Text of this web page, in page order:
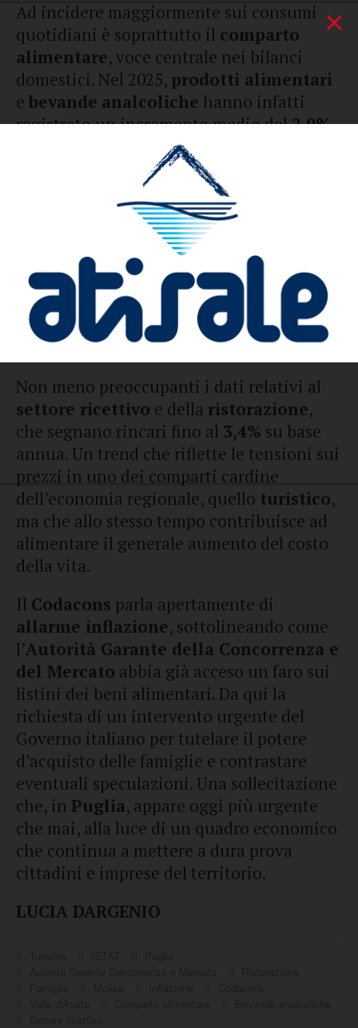
Ad incidere maggiormente sui consumi
quotidiani è soprattutto il comparto
alimentare, voce centrale nei bilanci
domestici. Nel 2025, prodotti alimentari
e bevande analcoliche hanno infatti
registrato un incremento medio del2,9%,
quasi il doppio rispetto al tasso generale
di inflazione. Secondo le stime del
, ciò equivale ad una spesa
aggiuntiva di circa269 euroannui solo
per cibo e bevande per una famiglia con
due figli. Un aumento che in
Puglia
avverte con particolare forza,
considerando il peso che l’alimentazione
continua ad avere sulle spese delle
famiglie.
Non meno preoccupanti i dati relativi al
settore ricettivo e della ristorazione,
che segnano rincari fino al 3,4% su base
annua. Un trend che riflette le tensioni sui
prezzi in uno dei comparti cardine
dell’economia regionale, quello turistico,
ma che allo stesso tempo contribuisce ad
alimentare il generale aumento del costo
della vita.
Il Codacons parla apertamente di
allarme inflazione, sottolineando come
l’Autorità Garante della Concorrenza e
del Mercato abbia già acceso un faro sui
listini dei beni alimentari. Da qui la
richiesta di un intervento urgente del
Governo italiano per tutelare il potere
d’acquisto delle famiglie e contrastare
eventuali speculazioni. Una sollecitazione
che, in Puglia, appare oggi più urgente
che mai, alla luce di un quadro economico
che continua a mettere a dura prova
cittadini e imprese del territorio.
LUCIA DARGENIO
×